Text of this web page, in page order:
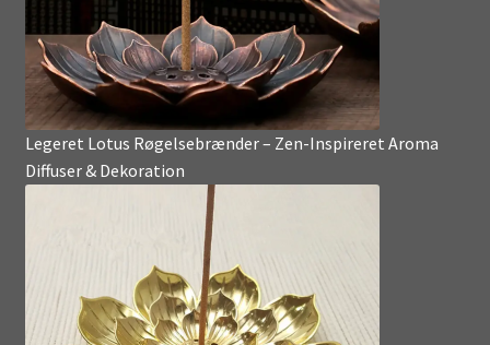
Legeret Lotus Røgelsebrænder – Zen-Inspireret Aroma
Diffuser & Dekoration